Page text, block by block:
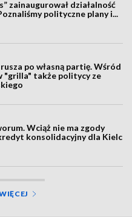
zainaugurował działalność
polityczne plany i...
po własną partię. Wśród
"grilla" także politycy ze
Wciąż nie ma zgody
konsolidacyjny dla Kielc